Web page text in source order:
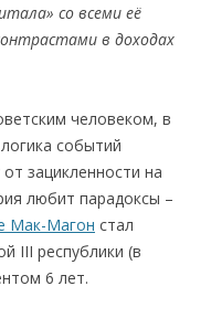
со всеми её
в доходах
человеком, в
событий
зацикленности на
любит парадоксы –
Мак-Магон стал
III республики (в
6 лет.